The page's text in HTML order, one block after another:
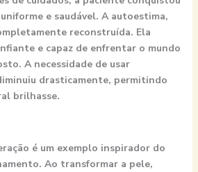
e saudável. A autoestima,
reconstruída. Ela
e capaz de enfrentar o mundo
A necessidade de usar
drasticamente, permitindo
brilhasse.
é um exemplo inspirador do
Ao transformar a pele,